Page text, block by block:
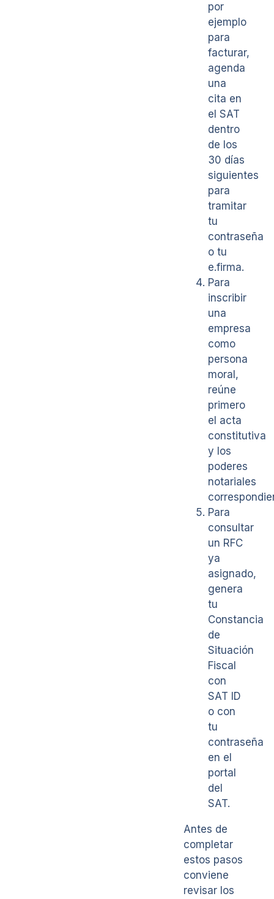
por
ejemplo
para
facturar,
agenda
una
cita en
el SAT
dentro
de los
30 días
siguientes
para
tramitar
tu
contraseña
o tu
e.firma.
Para
inscribir
una
empresa
como
persona
moral,
reúne
primero
el acta
constitutiva
y los
poderes
notariales
Para
consultar
un RFC
ya
asignado,
genera
tu
Constancia
de
Situación
Fiscal
con
SAT ID
o con
tu
contraseña
en el
portal
del
SAT.
Antes de
completar
estos pasos
conviene
revisar los